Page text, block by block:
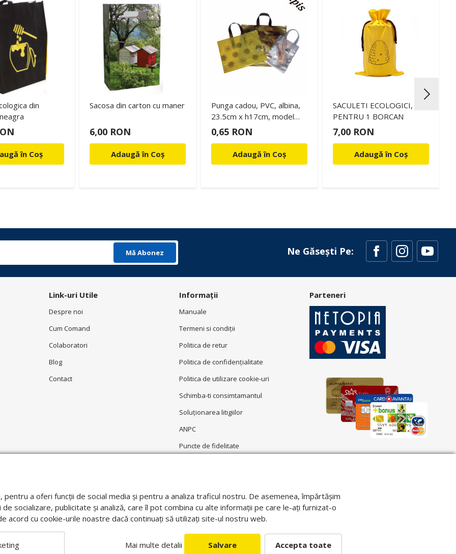
din
în Coș
Sacosa din carton cu maner
6,00 RON
Adaugă în Coș
Punga cadou, PVC, albina,
23.5cm x h17cm, model
E24 K
0,65 RON
Adaugă în Coș
SACULETI ECOLOGICI,
PENTRU 1 BORCAN
7,00 RON
Adaugă în Coș
Mă Abonez Ne Găsești Pe:
Link-uri Utile
Despre noi
Cum Comand
Colaboratori
Blog
Contact
Informații
Manuale
Termeni si condiţii
Politica de retur
Politica de confidenţialitate
Politica de utilizare cookie-uri
Schimba-ti consimtamantul
Soluționarea litigiilor
ANPC
Puncte de fidelitate
Parteneri
a oferi funcții de social media și pentru a analiza traficul nostru. De asemenea, împărtășim
socializare, publicitate și analiză, care îl pot combina cu alte informații pe care le-ați furnizat-o
acord cu cookie-urile noastre dacă continuați să utilizați site-ul nostru web.
Mai multe detalii Salvare Accepta toate